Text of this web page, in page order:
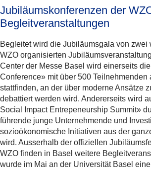
Jubiläumskonferenzen der
Begleitveranstaltungen
Begleitet wird die Jubiläumsgala von zwei
WZO organisierten
Center der Messe Basel wird einerseits
Conference» mit über 500 Teilnehmenden
stattfinden, an der über moderne Ansätze
debattiert werden wird. Andererseits wird
Social Impact Entrepeneurship Summit»
führende junge Unternehmende und
sozioökonomische Initiativen aus der
wird. Ausserhalb der offiziellen
WZO finden in Basel weitere
wurde im Mai an der Universität Basel